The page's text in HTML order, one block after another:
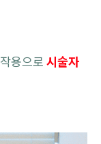
용으로 시술자